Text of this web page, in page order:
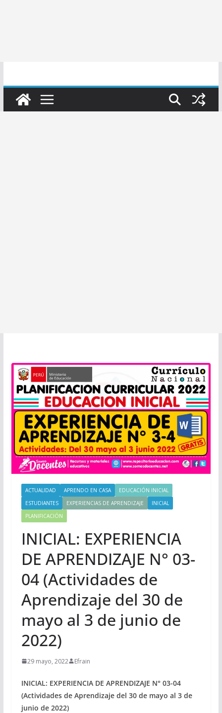
ACTUALIDAD APRENDO EN CASA
EDUCACIÓN INICIAL
ESTUDIANTES
EXPERIENCIAS DE APRENDIZAJE
INICIAL
PLANIFICACIÓN
INICIAL: EXPERIENCIA
DE APRENDIZAJE N° 03-
04 (Actividades de
Aprendizaje del 30 de
mayo al 3 de junio de
2022)
29 mayo, 2022 Efrain
INICIAL: EXPERIENCIA DE APRENDIZAJE N° 03-04
(Actividades de Aprendizaje del 30 de mayo al 3 de
junio de 2022)